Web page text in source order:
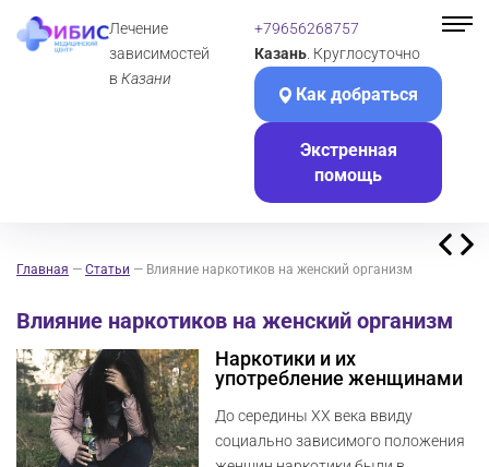
Лечение
зависимостей
в Казани
+79656268757
Казань . Круглосуточно
Как добраться
Экстренная
помощь
Главная — Статьи — Влияние наркотиков на женский организм
Влияние наркотиков на женский организм
Наркотики и их
употребление женщинами
До середины XX века ввиду
социально зависимого положения